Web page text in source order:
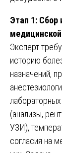
Этап 1: Сбор
Эксперт
историю
назначений,
(анализы,
УЗИ),
согласия на